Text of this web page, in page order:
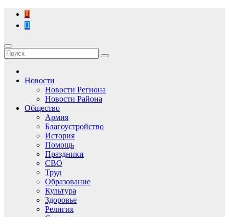
Перейти
содержимому
Новости
Новости Региона
Новости Района
Общество
Армия
Благоустройство
История
Помощь
Праздники
СВО
Труд
Образование
Культура
Здоровье
Религия